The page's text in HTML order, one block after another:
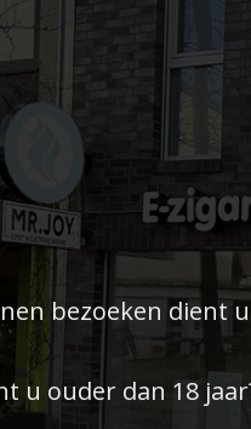
bezoeken dient
u ouder dan 18